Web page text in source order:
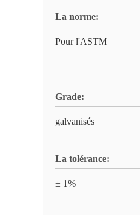
La norme:
Pour l'ASTM
Grade:
galvanisés
La tolérance:
± 1%